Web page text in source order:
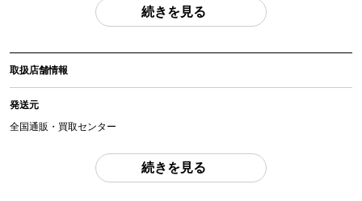
「付属品」・・・ 写真に写っているものが全てです。 （撮影、運搬備品は除
アイテム状態
中古：C（使用感あり/キズ、ヨゴレあり）
す。使用感と経年による色あせ ダメージが多少見られます。現状品となりま
すのでよくご確認ください。
お品物についてのご注意を必ずお読み頂き、ご同意の上でご購入下さい
続きを見る
取扱店舗情報
発送元
全国通販・買取センター
東京都江戸川区中葛西6-10-14 2F
続きを見る